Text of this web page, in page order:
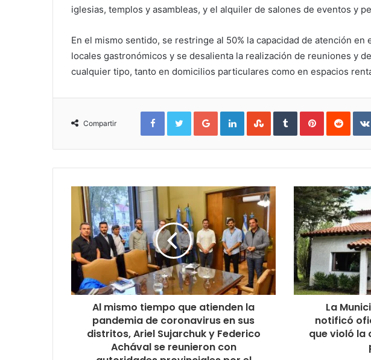
iglesias, templos y asambleas, y el alquiler de salones de eventos y
En el mismo sentido, se restringe al 50% la capacidad de atención en
locales gastronómicos y se desalienta la realización de reuniones y
cualquier tipo, tanto en domicilios particulares como en espacios
Compartir
FacebookTwitterGoogle+LinkedInStumbleUpon
TumblrPinterest
Al mismo tiempo que atienden la
pandemia de coronavirus en sus
distritos, Ariel Sujarchuk y Federico
Achával se reunieron con
La
notificó
que violó la